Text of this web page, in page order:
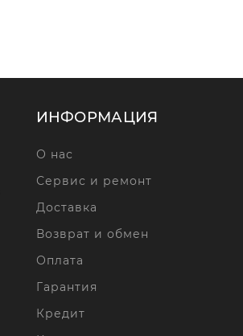
ИНФОРМАЦИЯ
О нас
Сервис и ремонт
Доставка
Возврат и обмен
Оплата
Гарантия
Кредит